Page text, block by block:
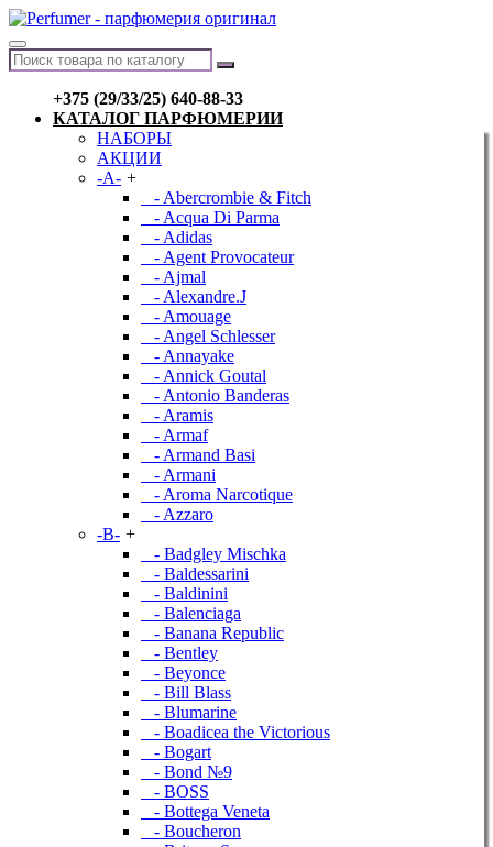
+375 (29/33/25) 640-88-33
КАТАЛОГ ПАРФЮМЕРИИ
НАБОРЫ
АКЦИИ
-A- +
- Abercrombie & Fitch
- Acqua Di Parma
- Adidas
- Agent Provocateur
- Ajmal
- Alexandre.J
- Amouage
- Angel Schlesser
- Annayake
- Annick Goutal
- Antonio Banderas
- Aramis
- Armaf
- Armand Basi
- Armani
- Aroma Narcotique
- Azzaro
-B- +
- Badgley Mischka
- Baldessarini
- Baldinini
- Balenciaga
- Banana Republic
- Bentley
- Beyonce
- Bill Blass
- Blumarine
- Boadicea the Victorious
- Bogart
- Bond №9
- BOSS
- Bottega Veneta
- Boucheron